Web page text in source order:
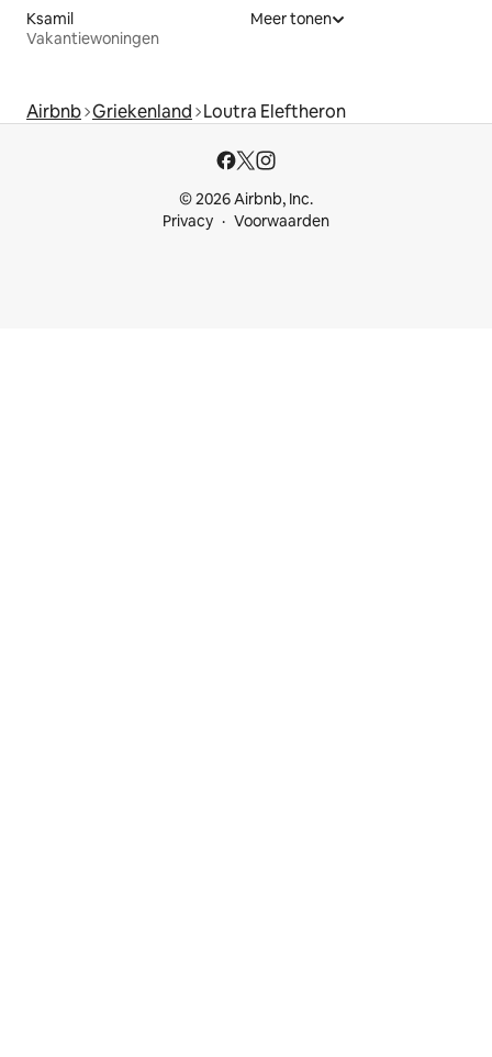
Ksamil
Vakantiewoningen
Meer tonen
Airbnb Griekenland Loutra Eleftheron
© 2026 Airbnb, Inc.
Privacy
Voorwaarden